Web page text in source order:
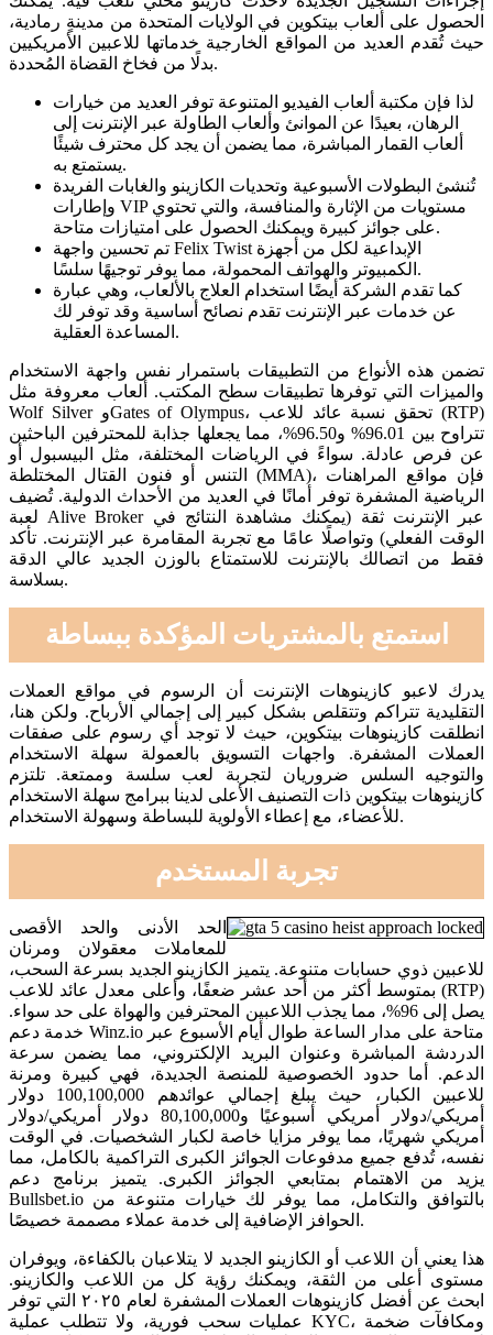
الحصول على ألعاب بيتكوين في الولايات المتحدة من مدينةٍ رمادية،
حيث تُقدم العديد من المواقع الخارجية خدماتها للاعبين الأمريكيين
بدلًا من فخاخ القضاة المُحددة.
لذا فإن مكتبة ألعاب الفيديو المتنوعة توفر العديد من خيارات
الرهان، بعيدًا عن الموانئ وألعاب الطاولة عبر الإنترنت إلى
ألعاب القمار المباشرة، مما يضمن أن يجد كل محترف شيئًا
يستمتع به.
تُنشئ البطولات الأسبوعية وتحديات الكازينو والغابات الفريدة
وإطارات VIP مستويات من الإثارة والمنافسة، والتي تحتوي
على جوائز كبيرة ويمكنك الحصول على امتيازات متاحة.
تم تحسين واجهة Felix Twist الإبداعية لكل من أجهزة
الكمبيوتر والهواتف المحمولة، مما يوفر توجيهًا سلسًا.
كما تقدم الشركة أيضًا استخدام العلاج بالألعاب، وهي عبارة
عن خدمات عبر الإنترنت تقدم نصائح أساسية وقد توفر لك
المساعدة العقلية.
تضمن هذه الأنواع من التطبيقات باستمرار نفس واجهة الاستخدام
والميزات التي توفرها تطبيقات سطح المكتب. ألعاب معروفة مثل
Wolf Silver وGates of Olympus، تحقق نسبة عائد للاعب (RTP)
تتراوح بين 96.01% و96.50%، مما يجعلها جذابة للمحترفين الباحثين
عن فرص عادلة. سواءً في الرياضات المختلفة، مثل البيسبول أو
التنس أو فنون القتال المختلطة (MMA)، فإن مواقع المراهنات
الرياضية المشفرة توفر أمانًا في العديد من الأحداث الدولية. تُضيف
لعبة Alive Broker عبر الإنترنت ثقة (يمكنك مشاهدة النتائج في
الوقت الفعلي) وتواصلًا عامًا مع تجربة المقامرة عبر الإنترنت. تأكد
فقط من اتصالك بالإنترنت للاستمتاع بالوزن الجديد عالي الدقة
بسلاسة.
استمتع بالمشتريات المؤكدة ببساطة
يدرك لاعبو كازينوهات الإنترنت أن الرسوم في مواقع العملات
التقليدية تتراكم وتتقلص بشكل كبير إلى إجمالي الأرباح. ولكن هنا،
انطلقت كازينوهات بيتكوين، حيث لا توجد أي رسوم على صفقات
العملات المشفرة. واجهات التسويق بالعمولة سهلة الاستخدام
والتوجيه السلس ضروريان لتجربة لعب سلسة وممتعة. تلتزم
كازينوهات بيتكوين ذات التصنيف الأعلى لدينا ببرامج سهلة الاستخدام
للأعضاء، مع إعطاء الأولوية للبساطة وسهولة الاستخدام.
تجربة المستخدم
الحد الأدنى والحد الأقصى
للمعاملات معقولان ومرنان
للاعبين ذوي حسابات متنوعة. يتميز الكازينو الجديد بسرعة السحب،
بمتوسط أكثر من أحد عشر ضعفًا، وأعلى معدل عائد للاعب (RTP)
يصل إلى 96%، مما يجذب اللاعبين المحترفين والهواة على حد سواء.
خدمة دعم Winz.io متاحة على مدار الساعة طوال أيام الأسبوع عبر
الدردشة المباشرة وعنوان البريد الإلكتروني، مما يضمن سرعة
الدعم. أما حدود الخصوصية للمنصة الجديدة، فهي كبيرة ومرنة
للاعبين الكبار، حيث يبلغ إجمالي عوائدهم 100,100,000 دولار
أمريكي/دولار أمريكي أسبوعيًا و80,100,000 دولار أمريكي/دولار
أمريكي شهريًا، مما يوفر مزايا خاصة لكبار الشخصيات. في الوقت
نفسه، تُدفع جميع مدفوعات الجوائز الكبرى التراكمية بالكامل، مما
يزيد من الاهتمام بمتابعي الجوائز الكبرى. يتميز برنامج دعم
Bullsbet.io بالتوافق والتكامل، مما يوفر لك خيارات متنوعة من
الحوافز الإضافية إلى خدمة عملاء مصممة خصيصًا.
هذا يعني أن اللاعب أو الكازينو الجديد لا يتلاعبان بالكفاءة، ويوفران
مستوى أعلى من الثقة، ويمكنك رؤية كل من اللاعب والكازينو.
ابحث عن أفضل كازينوهات العملات المشفرة لعام ٢٠٢٥ التي توفر
عمليات سحب فورية، ولا تتطلب عملية KYC، ومكافآت ضخمة